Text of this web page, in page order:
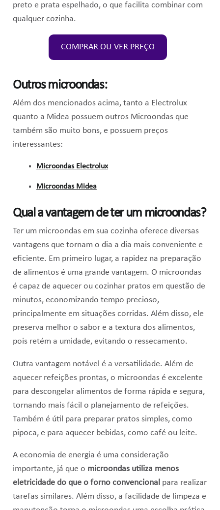
preto e prata espelhado, o que facilita combinar com
qualquer cozinha.
COMPRAR OU VER PREÇO
Outros microondas:
Além dos mencionados acima, tanto a Electrolux
quanto a Midea possuem outros Microondas que
também são muito bons, e possuem preços
interessantes:
Microondas Electrolux
Microondas Midea
Qual a vantagem de ter um microondas?
Ter um microondas em sua cozinha oferece diversas
vantagens que tornam o dia a dia mais conveniente e
eficiente. Em primeiro lugar, a rapidez na preparação
de alimentos é uma grande vantagem. O microondas
é capaz de aquecer ou cozinhar pratos em questão de
minutos, economizando tempo precioso,
principalmente em situações corridas. Além disso, ele
preserva melhor o sabor e a textura dos alimentos,
pois retém a umidade, evitando o ressecamento.
Outra vantagem notável é a versatilidade. Além de
aquecer refeições prontas, o microondas é excelente
para descongelar alimentos de forma rápida e segura,
tornando mais fácil o planejamento de refeições.
Também é útil para preparar pratos simples, como
pipoca, e para aquecer bebidas, como café ou leite.
A economia de energia é uma consideração
importante, já que o microondas utiliza menos
eletricidade do que o forno convencional para realizar
tarefas similares. Além disso, a facilidade de limpeza e